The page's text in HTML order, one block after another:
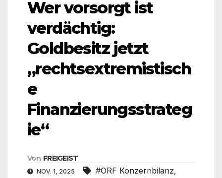
Wer vorsorgt ist
verdächtig:
Goldbesitz jetzt
„rechtsextremistisch
e
Finanzierungsstrateg
ie“
Von FREIGEIST
NOV. 1, 2025 #ORF Konzernbilanz,